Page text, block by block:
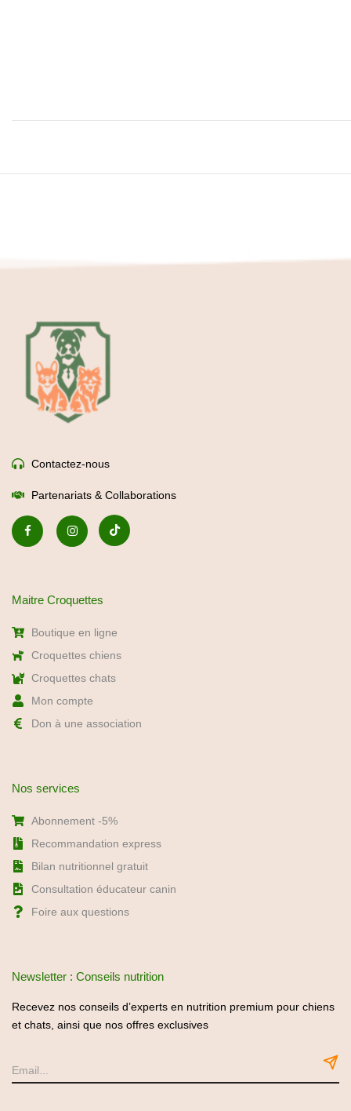
Contactez-nous
Partenariats & Collaborations
Boutique en ligne
Croquettes chiens
Don à une association
Nos services
Abonnement -5%
Recommandation express
Foire aux questions
Newsletter : Conseils nutrition
Recevez nos conseils d’experts en nutrition premium pour chiens
et chats, ainsi que nos offres exclusives
Politique de confidentialité Mentions légales